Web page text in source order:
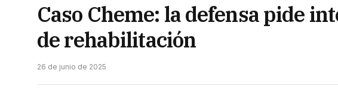
Caso Cheme: la defensa pide
de rehabilitación
26 de junio de 2025